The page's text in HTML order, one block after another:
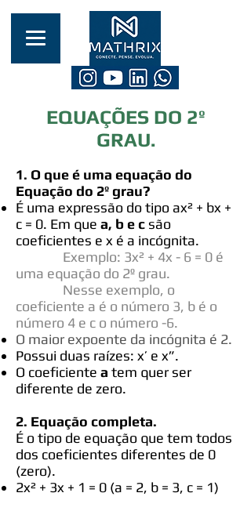
EQUAÇÕES DO 2º
GRAU.
1. O que é uma equação do
Equação do 2º grau?
É uma expressão do tipo ax² + bx +
c = 0. Em que a, b e c são
coeficientes e x é a incógnita.
Exemplo: 3x² + 4x - 6 = 0 é
uma equação do 2º grau. ​
Nesse exemplo, o
coeficiente a é o número 3, b é o
número 4 e c o número -6.
O maior expoente da incógnita é 2.
Possui duas raízes: x’ e x”.
O coeficiente a tem quer ser
diferente de zero.
2. Equação completa.
É o tipo de equação que tem todos
dos coeficientes diferentes de 0
(zero).
2x² + 3x + 1 = 0 (a = 2, b = 3, c = 1)